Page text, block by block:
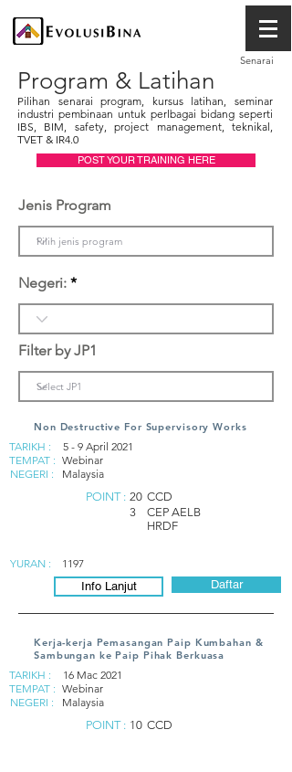
Senarai
Program & Latihan
Pilihan senarai program, kursus latihan, seminar
industri pembinaan untuk perlbagai bidang seperti
IBS, BIM, safety, project management, teknikal,
TVET & IR4.0
POST YOUR TRAINING HERE
Jenis Program
Negeri:
Filter by JP1
Non Destructive For Supervisory Works
TARIKH :
5 - 9 April 2021
TEMPAT : Webinar
NEGERI :
Malaysia
POINT : 20
3
CCD
CEP AELB
HRDF
YURAN :
1197
Info Lanjut
Daftar
Kerja-kerja Pemasangan Paip Kumbahan &
Sambungan ke Paip Pihak Berkuasa
TARIKH :
16 Mac 2021
TEMPAT : Webinar
NEGERI :
Malaysia
POINT : 10 CCD